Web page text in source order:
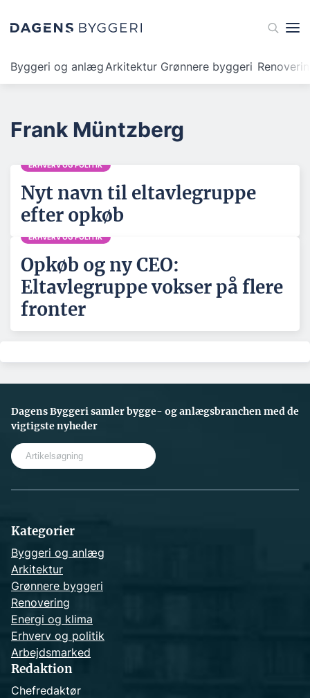
Byggeri og anlægArkitektur Grønnere byggeri
Frank Müntzberg
ERHVERV OG POLITIK
Nyt navn til eltavlegruppe
efter opkøb
ERHVERV OG POLITIK
Opkøb og ny CEO:
Eltavlegruppe vokser på flere
fronter
Dagens Byggeri samler bygge- og anlægsbranchen med de
vigtigste nyheder
Kategorier
Byggeri og anlæg
Arkitektur
Grønnere byggeri
Renovering
Energi og klima
Erhverv og politik
Arbejdsmarked
Redaktion
Chefredaktør